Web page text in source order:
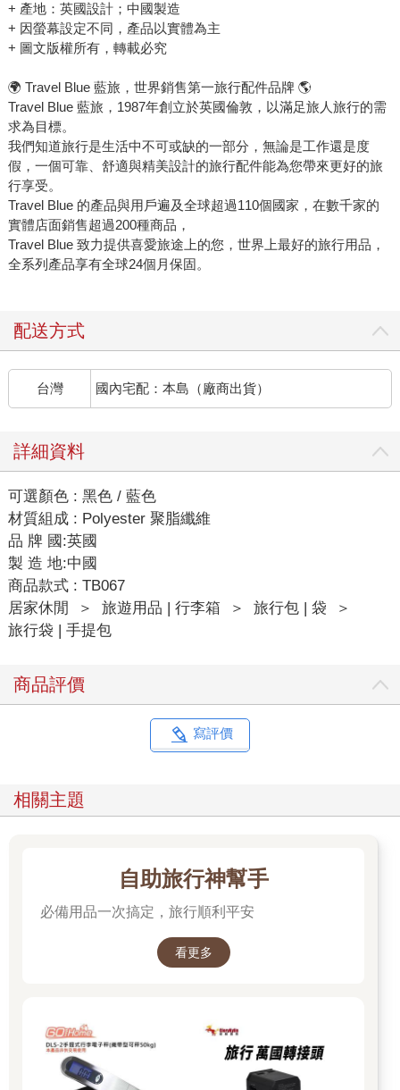
+ 產地：英國設計；中國製造
+ 因螢幕設定不同，產品以實體為主
+ 圖文版權所有，轉載必究
🌍 Travel Blue 藍旅，世界銷售第一旅行配件品牌 🌎
Travel Blue 藍旅，1987年創立於英國倫敦，以滿足旅人旅行的需
求為目標。
我們知道旅行是生活中不可或缺的一部分，無論是工作還是度
假，一個可靠、舒適與精美設計的旅行配件能為您帶來更好的旅
行享受。
Travel Blue 的產品與用戶遍及全球超過110個國家，在數千家的
實體店面銷售超過200種商品，
Travel Blue 致力提供喜愛旅途上的您，世界上最好的旅行用品，
全系列產品享有全球24個月保固。
配送方式
台灣 國內宅配：本島（廠商出貨）
詳細資料
可選顏色 : 黑色 / 藍色
材質組成 : Polyester 聚脂纖維
品 牌 國:英國
製 造 地:中國
商品款式 : TB067
居家休閒
＞ 旅遊用品 | 行李箱 ＞ 旅行包 | 袋
＞
旅行袋 | 手提包
商品評價
寫評價
相關主題
自助旅行神幫手
必備用品一次搞定，旅行順利平安
看更多